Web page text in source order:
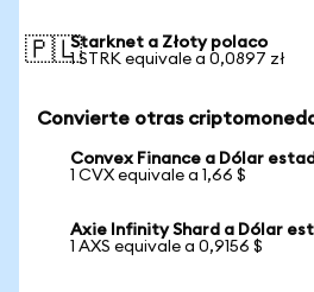
🇵🇱Starknet a Złoty polaco
1 STRK equivale a 0,0897 zł
Convierte otras
Convex Finance a Dólar
1 CVX equivale a 1,66 $
Axie Infinity Shard a Dólar
1 AXS equivale a 0,9156 $